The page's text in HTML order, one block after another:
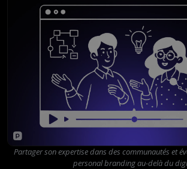
Partager son expertise dans des communautés et
personal branding au-delà du